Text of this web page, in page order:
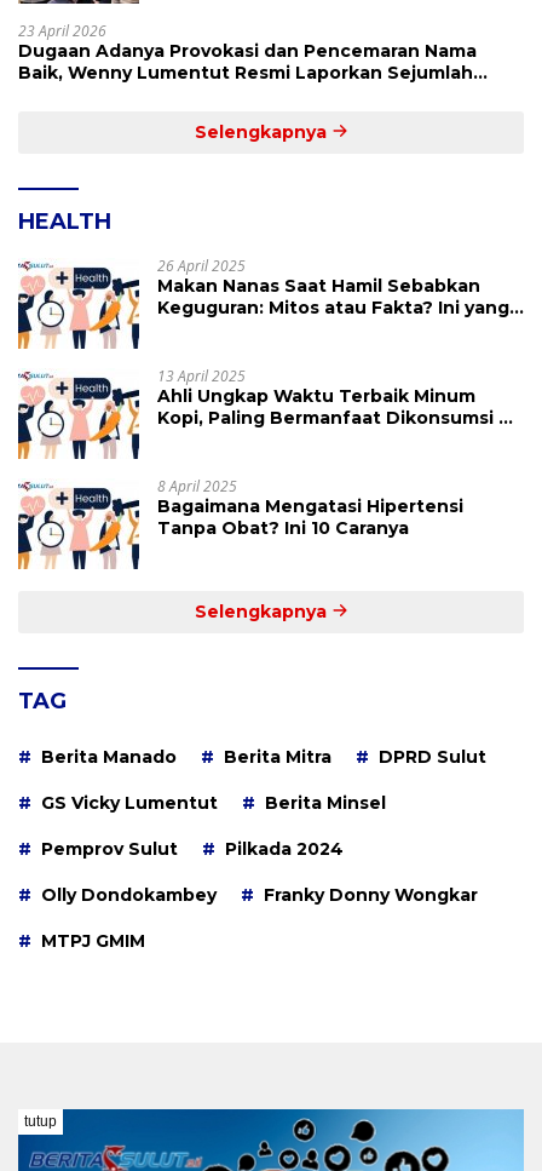
23 April 2026
Dugaan Adanya Provokasi dan Pencemaran Nama
Baik, Wenny Lumentut Resmi Laporkan Sejumlah
Selengkapnya
HEALTH
26 April 2025
Makan Nanas Saat Hamil Sebabkan
Keguguran: Mitos atau Fakta? Ini yang
13 April 2025
Ahli Ungkap Waktu Terbaik Minum
Kopi, Paling Bermanfaat Dikonsumsi di
8 April 2025
Bagaimana Mengatasi Hipertensi
Tanpa Obat? Ini 10 Caranya
Selengkapnya
TAG
Berita Manado Berita Mitra DPRD Sulut
GS Vicky Lumentut Berita Minsel
Pemprov Sulut Pilkada 2024
Olly Dondokambey Franky Donny Wongkar
MTPJ GMIM
tutup